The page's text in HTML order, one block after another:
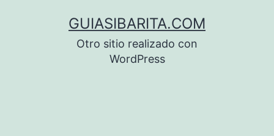
GUIASIBARITA.COM
Otro sitio realizado con
WordPress